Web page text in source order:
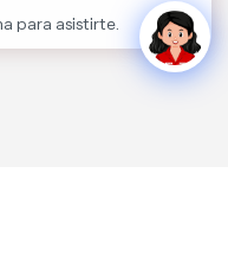
para asistirte.